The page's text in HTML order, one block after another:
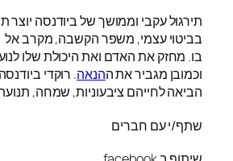
תירגול עקבי וממושך של ביודנסה יוצר
בביטוי עצמי, משפר הקשבה, מקרב אל
בו. מחזק את האדם ואת היכולת שלו
וכמובן מגביר את ההנאה. רוקדי
הביאה לחייהם ציבעוניות, שמחה,
שתף/י עם חברים